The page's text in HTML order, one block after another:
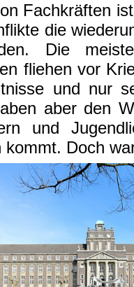
Fachkräften
die
Die
fliehen vor
und nur
aber den
und
kommt. Doch